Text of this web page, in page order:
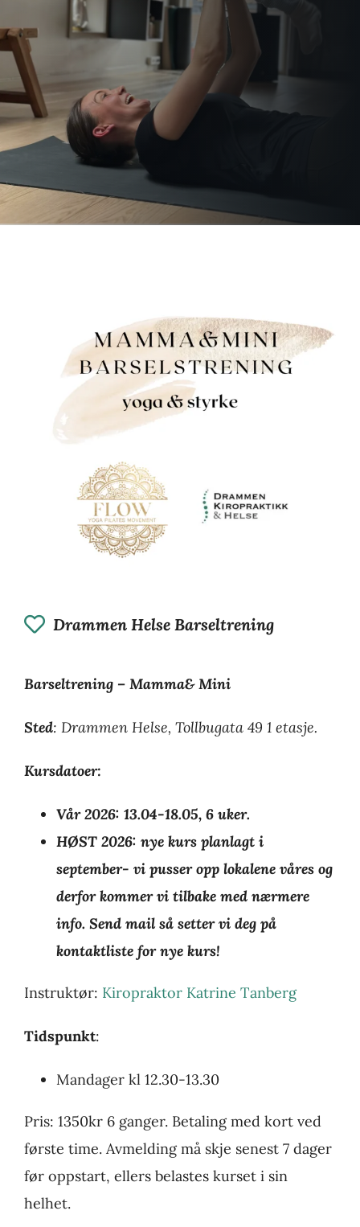
Gavekort
Kontakt oss
Drammen Helse Barseltrening
Barseltrening – Mamma& Mini
Sted: Drammen Helse, Tollbugata 49 1 etasje.
Kursdatoer:
Vår 2026: 13.04-18.05, 6 uker.
HØST 2026: nye kurs planlagt i
september- vi pusser opp lokalene våres og
derfor kommer vi tilbake med nærmere
info. Send mail så setter vi deg på
kontaktliste for nye kurs!
Instruktør: Kiropraktor Katrine Tanberg
Tidspunkt:
Mandager kl 12.30-13.30
Pris: 1350kr 6 ganger. Betaling med kort ved
første time. Avmelding må skje senest 7 dager
før oppstart, ellers belastes kurset i sin
helhet.